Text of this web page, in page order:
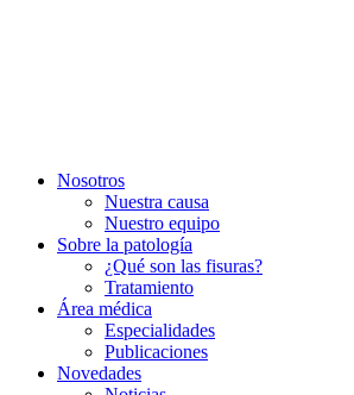
Nosotros
Nuestra causa
Nuestro equipo
Sobre la patología
¿Qué son las fisuras?
Tratamiento
Área médica
Especialidades
Publicaciones
Novedades